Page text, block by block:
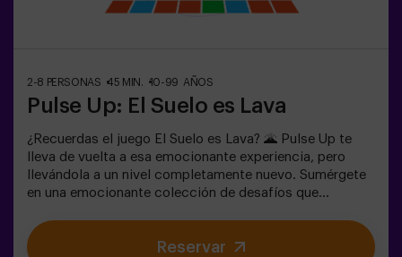
condiciones.Este juego no es un Escape Room y no es
2-8 PERSONAS 45 MIN. 10-99 AÑOS
Pulse Up: El Suelo es Lava
¿Recuerdas el juego El Suelo es Lava? 🌋 Pulse Up te
lleva de vuelta a esa emocionante experiencia, pero
llevándola a un nivel completamente nuevo. Sumérgete
en una emocionante colección de desafíos que
niveles de dificultad para ajustarse a todos los niveles
de habilidad.💥 40 juegos únicos que mantienen la
Reservar